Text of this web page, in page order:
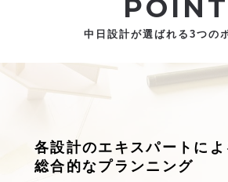
POINT
中日設計が選ばれる3つの
各設計のエキスパートによ
総合的なプランニング